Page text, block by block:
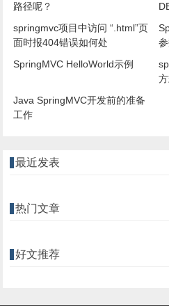
路径呢？
springmvc项目中访问 “.html”页
面时报404错误如何处
SpringMVC HelloWorld示例
Java SpringMVC开发前的准备
工作
最近发表
热门文章
好文推荐